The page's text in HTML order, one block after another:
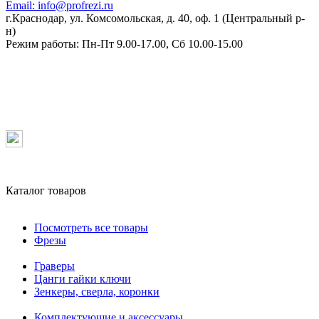
Email: info@profrezi.ru
г.Краснодар, ул. Комсомольская, д. 40, оф. 1 (Центральный р-
н)
Режим работы: Пн-Пт 9.00-17.00, Сб 10.00-15.00
Каталог товаров
Посмотреть все товары
Фрезы
Граверы
Цанги гайки ключи
Зенкеры, сверла, коронки